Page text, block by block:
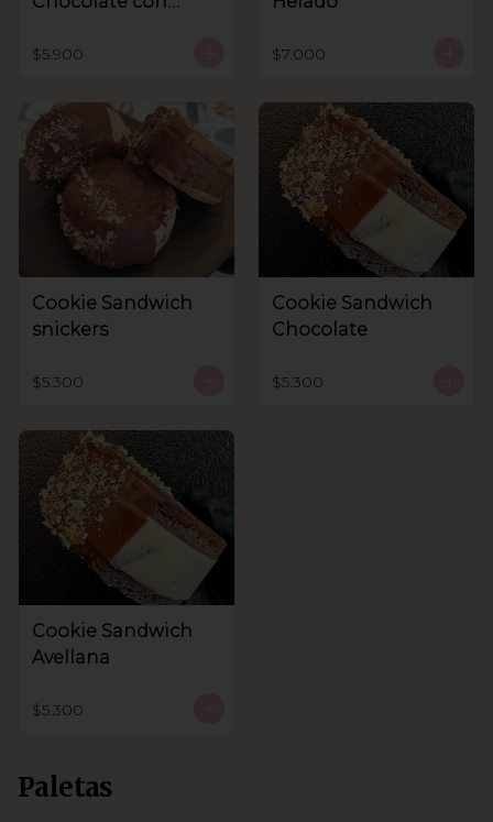
$5.900 $7.000
Cookie Sandwich
snickers
$5.300
Cookie Sandwich
Chocolate
$5.300
Cookie Sandwich
Avellana
$5.300
Paletas